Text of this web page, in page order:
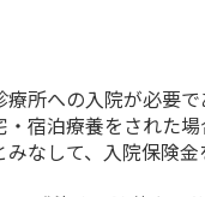
所への入院が必要
宿泊療養をされた
なして、入院保険